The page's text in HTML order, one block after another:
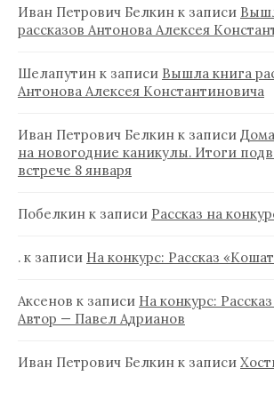
Иван Петрович Белкин к записи
рассказов Антонова Алексея
Шелапутин к записи Вышла книга
Антонова Алексея Константиновича
Иван Петрович Белкин к записи
на новогодние каникулы. Итоги
встрече 8 января
Побелкин к записи Рассказ на
. к записи На конкурс: Рассказ
Аксенов к записи На конкурс:
Автор — Павел Адрианов
Иван Петрович Белкин к записи